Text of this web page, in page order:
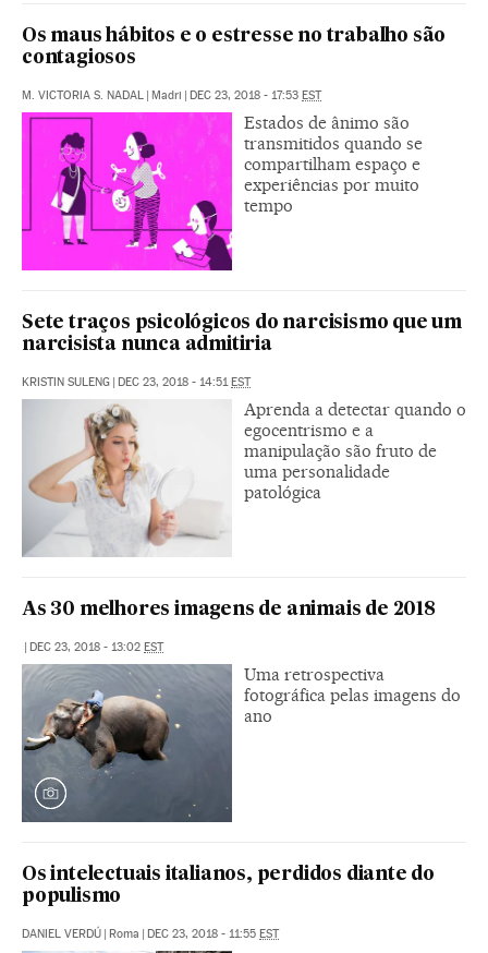
Os maus hábitos e o estresse no trabalho são
contagiosos
M. VICTORIA S. NADAL Madri DEC 23, 2018 - 17:53 EST
Estados de ânimo são
transmitidos quando se
compartilham espaço e
experiências por muito
tempo
Sete traços psicológicos do narcisismo que um
narcisista nunca admitiria
KRISTIN SULENG | DEC 23, 2018 - 14:51EST
Aprenda a detectar quando o
egocentrismo e a
manipulação são fruto de
uma personalidade
patológica
As 30 melhores imagens de animais de 2018
| DEC 23, 2018 - 13:02 EST
Uma retrospectiva
fotográfica pelas imagens do
ano
Os intelectuais italianos, perdidos diante do
populismo
DANIEL VERDÚ | Roma | DEC 23, 2018 - 11:55 EST